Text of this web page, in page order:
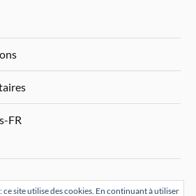
FR
site utilise des cookies. En continuant à utiliser